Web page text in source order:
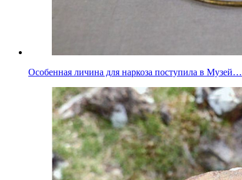
Особенная личина для наркоза поступила в Музей…